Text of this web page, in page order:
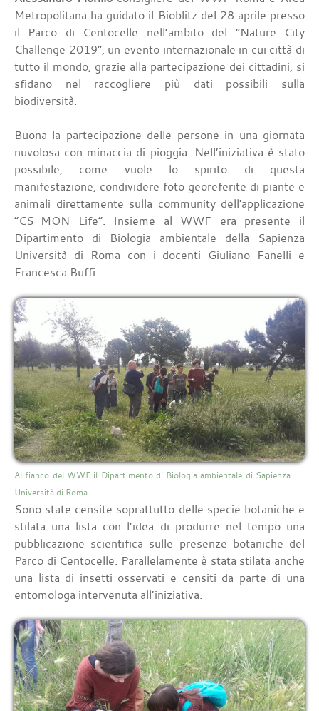
Metropolitana ha guidato il Bioblitz del 28 aprile presso
il Parco di Centocelle nell’ambito del “Nature City
Challenge 2019”, un evento internazionale in cui città di
tutto il mondo, grazie alla partecipazione dei cittadini, si
sfidano nel raccogliere più dati possibili sulla
biodiversità.
Buona la partecipazione delle persone in una giornata
nuvolosa con minaccia di pioggia. Nell’iniziativa è stato
possibile, come vuole lo spirito di questa
manifestazione, condividere foto georeferite di piante e
animali direttamente sulla community dell'applicazione
“CS-MON Life”. Insieme al WWF era presente il
Dipartimento di Biologia ambientale della Sapienza
Università di Roma con i docenti Giuliano Fanelli e
Francesca Buffi.
Al fianco del WWF il Dipartimento di Biologia ambientale di Sapienza
Università di Roma
Sono state censite soprattutto delle specie botaniche e
stilata una lista con l’idea di produrre nel tempo una
pubblicazione scientifica sulle presenze botaniche del
Parco di Centocelle. Parallelamente è stata stilata anche
una lista di insetti osservati e censiti da parte di una
entomologa intervenuta all’iniziativa.